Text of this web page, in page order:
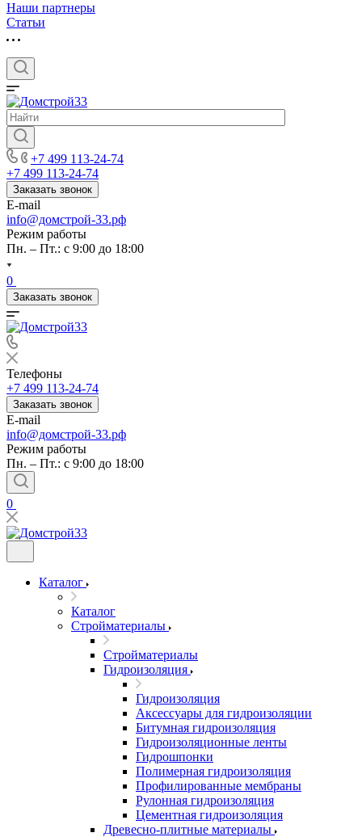
Наши партнеры
Статьи
+7 499 113-24-74
+7 499 113-24-74
Заказать звонок
E-mail
info@домстрой-33.рф
Режим работы
Пн. – Пт.: с 9:00 до 18:00
0
Заказать звонок
Телефоны
+7 499 113-24-74
Заказать звонок
E-mail
info@домстрой-33.рф
Режим работы
Пн. – Пт.: с 9:00 до 18:00
0
Каталог
Каталог
Стройматериалы
Стройматериалы
Гидроизоляция
Гидроизоляция
Аксессуары для гидроизоляции
Битумная гидроизоляция
Гидроизоляционные ленты
Гидрошпонки
Полимерная гидроизоляция
Профилированные мембраны
Рулонная гидроизоляция
Цементная гидроизоляция
Древесно-плитные материалы